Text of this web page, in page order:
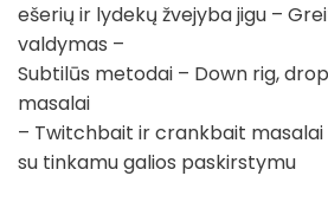
ešerių ir lydekų žvejyba jigu –
valdymas –
Subtilūs metodai – Down rig,
masalai
– Twitchbait ir crankbait masalai
su tinkamu galios paskirstymu